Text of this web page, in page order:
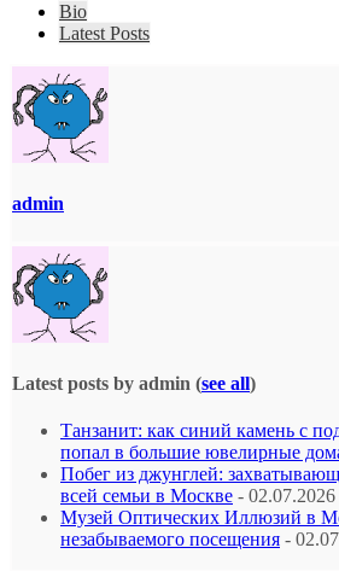
Bio
Latest Posts
admin
Latest posts by admin (see all)
Танзанит: как синий камень с
попал в большие ювелирные
Побег из джунглей:
всей семьи в Москве - 02.07.2026
Музей Оптических Иллюзий в
незабываемого посещения -